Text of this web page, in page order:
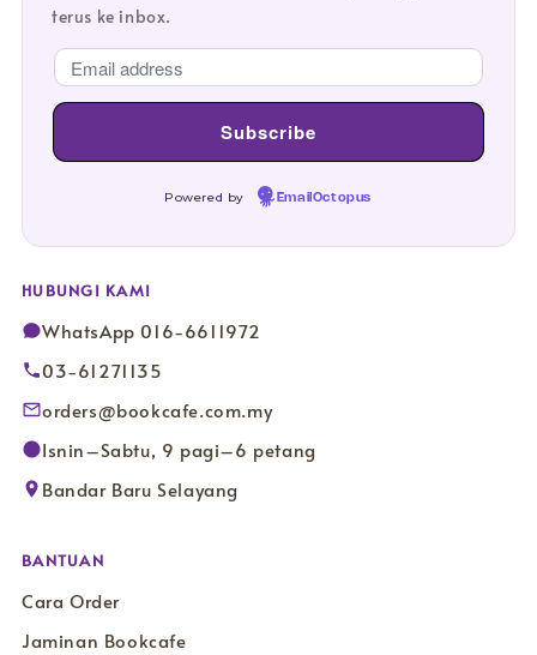
terus ke inbox.
Powered by EmailOctopus
HUBUNGI KAMI
WhatsApp 016-6611972
03-61271135
orders@bookcafe.com.my
Isnin–Sabtu, 9 pagi–6 petang
Bandar Baru Selayang
BANTUAN
Cara Order
Jaminan Bookcafe